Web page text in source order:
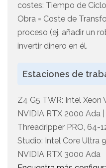
costes: Tiempo de
Obra = Coste de
proceso (ej. añadir un
invertir dinero en él.
Estaciones de
Z4 G5 TWR: Intel Xeon
NVIDIA RTX 2000 Ada
Threadripper PRO, 64-
Studio: Intel Core Ultra
NVIDIA RTX 3000 Ada